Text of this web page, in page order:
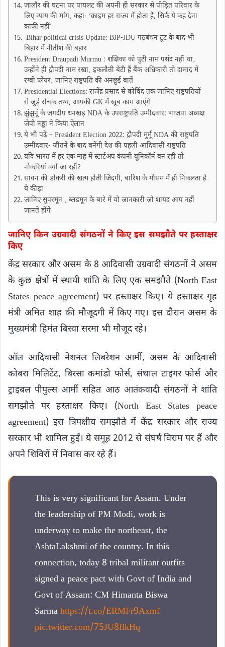
जालौर की घटना पर पायलट की अपनी ही सरकार से पीड़ित परिवार के
लिए न्याय की मांग‚ कहा- ‘क्राइम हर राज्य में होता है, सिर्फ ये कह देना
काफी नहीं’
Bihar political crisis Update: BJP-JDU गठबंधन टूट के बाद भी
बिहार में नीतीश की बहार
President Draupadi Murmu : शक्षिका को पुटी नाम पसंद नहीं था‚
उन्होंने ही द्रौपदी नाम रखा‚ इकलौती बेटी हैं बैंक अधिकारी तो दामाद में
रग्बी प्लेयर‚ जानिए राष्ट्रपति की अनछुई बातें
Presidential Elections: राजेंद्र प्रसाद से कोविंद तक जानिए राष्ट्रपतियों
से जुड़े रोचक तथ्य, आपकी GK में खूब काम आएंगे
झुंझुनूं के जगदीप धनखड़ NDA के उपराष्ट्रपति उम्मीदवार: भाजपा अध्यक्ष
जेपी नड्डा ने किया ऐलान
ये भी पढ़ें – President Election 2022: द्रौपदी मुर्मू NDA की राष्ट्रपति
उम्मीदवार- जीतने के बाद बनेंगी देश की पहली आदिवासी राष्ट्रपति
यदि भारत में हर एक माह में स्टार्टअप कंपनी यूनिकॉर्न बन रही तो
नौकरियां क्यों जा रहीं?
सावन की डोकरी की खत्म होती जिंदगी, बारिश के मौसम में ही निकलता है
ये कीड़ा
जानिए सुपरमून ‚ ब्लडमून के बारे में वो जानकारी जो शायद आप नहीं
जानते होंगे
जानिए किन उग्रवादी संगठनों ने किए इस समझाैते पर हस्ताक्षर
किए
केंद्र सरकार और असम के 8 आदिवासी उग्रवादी संगठनों ने असम
के कुछ क्षेत्रों में स्थायी शांति के लिए एक समझौते (North East
States peace agreement) पर हस्ताक्षर किए। ये हस्ताक्षर गृह
मंत्री अमित शाह की मौजूदगी में किए गए। इस दौरान असम के
मुख्यमंत्री हिमंत बिस्वा सरमा भी मौजूद रहे।
ऑल आदिवासी नेशनल लिबरेशन आर्मी, असम के आदिवासी
कोबरा मिलिटेंट, बिरसा कमांडो फोर्स, संथाल टाइगर फोर्स और
ट्राइबल पीपुल्स आर्मी सहित आठ आतंकवादी संगठनों ने शांति
समझौते पर हस्ताक्षर किए। (North East States peace
agreement) इस त्रिपक्षीय समझौते में केंद्र सरकार और राज्य
सरकार भी शामिल हुईं। ये समूह 2012 से संघर्ष विराम पर हैं और
अपने शिविरों में निवास कर रहे हैं।
This is very significant for Assam. Under
the leadership of PM Modi, work is
underway to make the northeast, the
AshtaLakshmi of the country. In this
connection, today 8 tribal militant outfits
signed a peace pact with Govt of India and
Govt of Assam: CM Himanta Biswa
Sarma https://t.co/ERMFr9Axmf
pic.twitter.com/75JU8flkHq